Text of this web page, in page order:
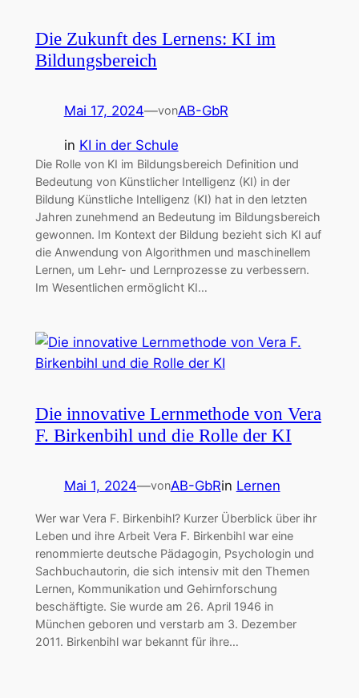
Die Zukunft des Lernens: KI im
Bildungsbereich
Mai 17, 2024—vonAB-GbR
in KI in der Schule
Die Rolle von KI im Bildungsbereich Definition und
Bedeutung von Künstlicher Intelligenz (KI) in der
Bildung Künstliche Intelligenz (KI) hat in den letzten
Jahren zunehmend an Bedeutung im Bildungsbereich
gewonnen. Im Kontext der Bildung bezieht sich KI auf
die Anwendung von Algorithmen und maschinellem
Lernen, um Lehr- und Lernprozesse zu verbessern.
Im Wesentlichen ermöglicht KI…
Die innovative Lernmethode von Vera
F. Birkenbihl und die Rolle der KI
Mai 1, 2024—vonAB-GbRin Lernen
Wer war Vera F. Birkenbihl? Kurzer Überblick über ihr
Leben und ihre Arbeit Vera F. Birkenbihl war eine
renommierte deutsche Pädagogin, Psychologin und
Sachbuchautorin, die sich intensiv mit den Themen
Lernen, Kommunikation und Gehirnforschung
beschäftigte. Sie wurde am 26. April 1946 in
München geboren und verstarb am 3. Dezember
2011. Birkenbihl war bekannt für ihre…